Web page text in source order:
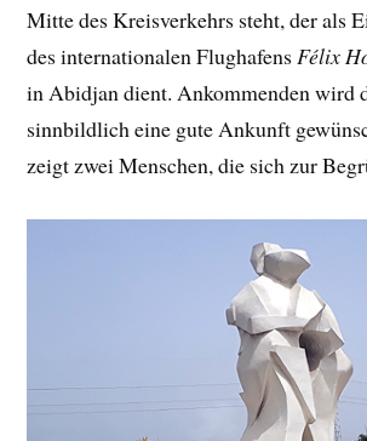
Mitte des Kreisverkehrs steht, der als
des internationalen FlughafensFélix
in Abidjan dient. Ankommenden wird
sinnbildlich eine gute Ankunft
zeigt zwei Menschen, die sich zur